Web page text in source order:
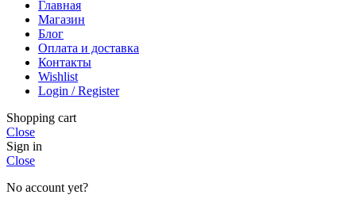
Главная
Магазин
Блог
Оплата и доставка
Контакты
Wishlist
Login / Register
Shopping cart
Close
Sign in
Close
No account yet?